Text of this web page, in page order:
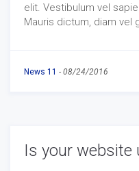
elit. Vestibulum vel
Mauris dictum, diam vel
News 11 - 08/24/2016
Is your website